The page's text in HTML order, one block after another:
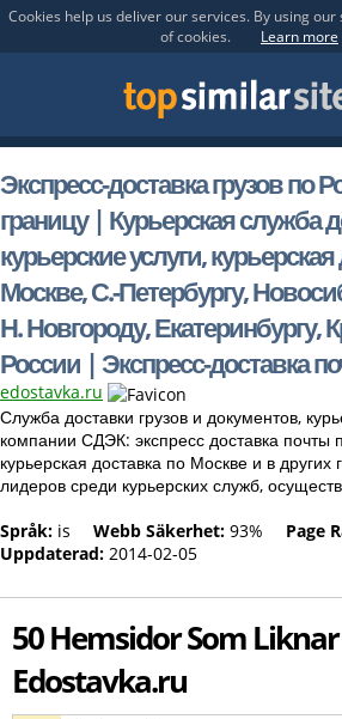
Cookies help us deliver our services. By using
of cookies.
Learn more
Экспресс-доставка грузов по
границу | Курьерская служба
курьерские услуги,
Москве, С.-Петербургу,
Н. Новгороду, Екатеринбургу,
России | Экспресс-доставка
edostavka.ru
Служба доставки грузов и документов,
компании СДЭК: экспресс доставка почты
курьерская доставка по Москве и в
лидеров среди курьерских служб,
Språk: is Webb Säkerhet: 93% Page
Uppdaterad: 2014-02-05
50 Hemsidor Som Liknar
Edostavka.ru